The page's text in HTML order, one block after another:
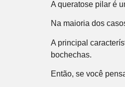
A queratose pilar é
Na maioria dos
A principal
bochechas.
Então, se você